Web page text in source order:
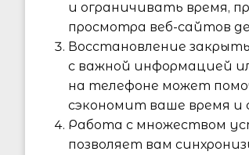
и ограничивать время,
просмотра веб-сайтов
Восстановление
с важной информацией
на телефоне может
сэкономит ваше время и
Работа с множеством
позволяет вам